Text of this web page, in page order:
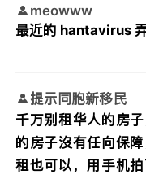
meowww
最近的 hantavirus
提示同胞新移民
千万别租华人的房
的房子沒有任向保
租也可以，用手机